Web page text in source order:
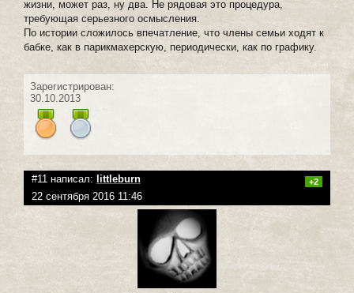
жизни, может раз, ну два. Не рядовая это процедура,
требующая серьезного осмысления.
По истории сложилось впечатление, что члены семьи ходят к
бабке, как в парикмахерскую, периодически, как по графику.
Зарегистрирован:
30.10.2013
#11 написал: littleburn +2
22 сентября 2016 11:46